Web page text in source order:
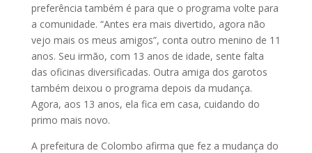
preferência também é para que o programa volte para
a comunidade. “Antes era mais divertido, agora não
vejo mais os meus amigos”, conta outro menino de 11
anos. Seu irmão, com 13 anos de idade, sente falta
das oficinas diversificadas. Outra amiga dos garotos
também deixou o programa depois da mudança.
Agora, aos 13 anos, ela fica em casa, cuidando do
primo mais novo.
A prefeitura de Colombo afirma que fez a mudança do